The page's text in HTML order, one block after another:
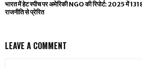
भारत में हेट स्पीच पर अमेरिकी NGO की रिपोर्ट: 2025 में
राजनीति से प्रेरित
LEAVE A COMMENT